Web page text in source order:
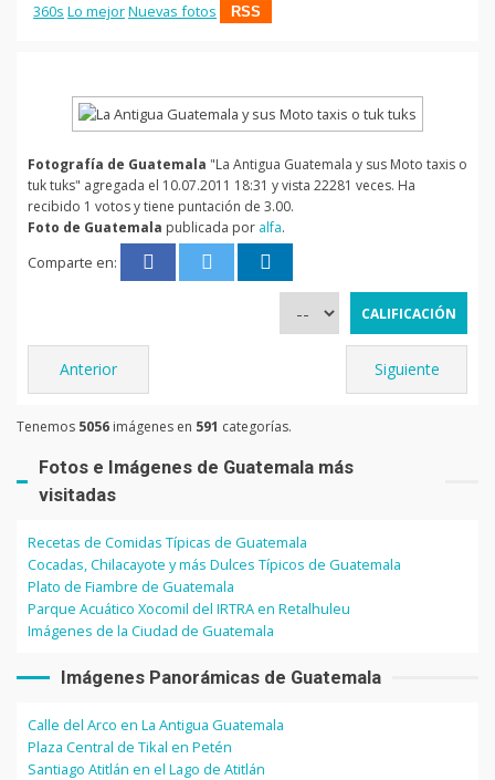
360s Lo mejorNuevas fotos RSS
Fotografía de Guatemala "La Antigua Guatemala y sus Moto taxis o
tuk tuks" agregada el 10.07.2011 18:31 y vista 22281 veces. Ha
recibido 1 votos y tiene puntación de 3.00.
Foto de Guatemala publicada por alfa.
Comparte en:
Anterior Siguiente
Tenemos 5056 imágenes en 591 categorías.
Fotos e Imágenes de Guatemala más
visitadas
Recetas de Comidas Típicas de Guatemala
Cocadas, Chilacayote y más Dulces Típicos de Guatemala
Plato de Fiambre de Guatemala
Parque Acuático Xocomil del IRTRA en Retalhuleu
Imágenes de la Ciudad de Guatemala
Imágenes Panorámicas de Guatemala
Calle del Arco en La Antigua Guatemala
Plaza Central de Tikal en Petén
Santiago Atitlán en el Lago de Atitlán